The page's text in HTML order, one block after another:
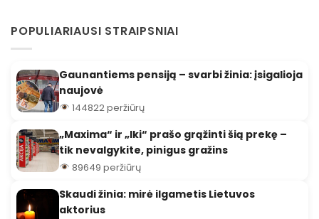
POPULIARIAUSI STRAIPSNIAI
Gaunantiems pensiją – svarbi žinia: įsigalioja
naujovė
144822 peržiūrų
„Maxima“ ir „Iki“ prašo grąžinti šią prekę –
tik nevalgykite, pinigus gražins
89649 peržiūrų
Skaudi žinia: mirė ilgametis Lietuvos
aktorius